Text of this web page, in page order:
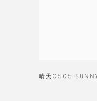
晴天0505